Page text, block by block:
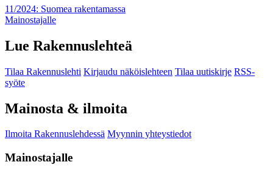
11/2024: Suomea rakentamassa
Mainostajalle
Lue Rakennuslehteä
Tilaa Rakennuslehti Kirjaudu näköislehteen Tilaa uutiskirje RSS-
syöte
Mainosta & ilmoita
Ilmoita Rakennuslehdessä Myynnin yhteystiedot
Mainostajalle